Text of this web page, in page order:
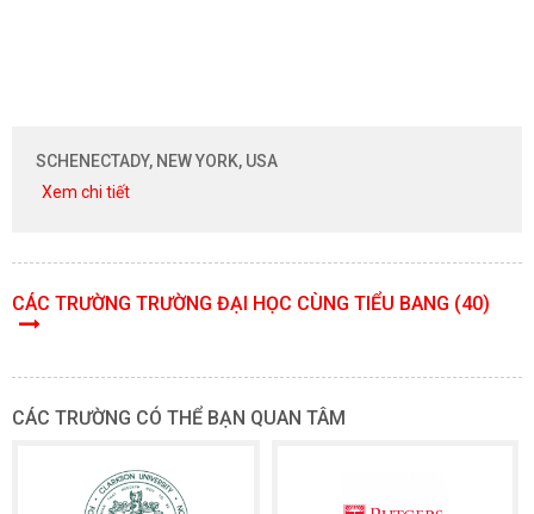
SCHENECTADY, NEW YORK, USA
Xem chi tiết
CÁC TRƯỜNG TRƯỜNG ĐẠI HỌC CÙNG TIỂU BANG (40)
CÁC TRƯỜNG CÓ THỂ BẠN QUAN TÂM